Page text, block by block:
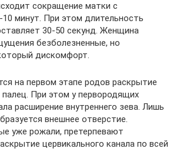
сокращение матки с
минут. При этом длительность
30-50 секунд. Женщина
безболезненные, но
дискомфорт.
на первом этапе родов раскрытие
При этом у первородящих
расширение внутреннего зева. Лишь
внешнее отверстие.
уже рожали, претерпевают
цервикального канала по всей